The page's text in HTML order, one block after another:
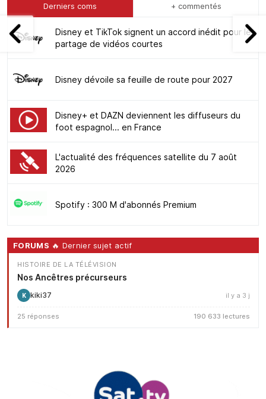
Derniers coms + commentés
Disney et TikTok signent un accord inédit pour le
partage de vidéos courtes
Disney dévoile sa feuille de route pour 2027
Disney+ et DAZN deviennent les diffuseurs du
foot espagnol... en France
L'actualité des fréquences satellite du 7 août
2026
Spotify : 300 M d'abonnés Premium
FORUMS 🔥 Dernier sujet actif
HISTOIRE DE LA TÉLÉVISION
Nos Ancêtres précurseurs
K kiki37 il y a 3 j
25 réponses 190 633 lectures